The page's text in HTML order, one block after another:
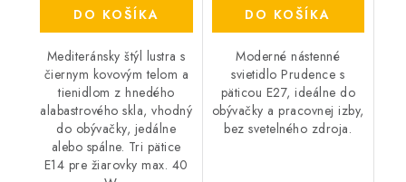
DO KOŠÍKA
Mediteránsky štýl lustra s
čiernym kovovým telom a
tienidlom z hnedého
alabastrového skla, vhodný
do obývačky, jedálne
alebo spálne. Tri pätice
E14 pre žiarovky max. 40
DO KOŠÍKA
Moderné nástenné
svietidlo Prudence s
päticou E27, ideálne do
obývačky a pracovnej izby,
bez svetelného zdroja.